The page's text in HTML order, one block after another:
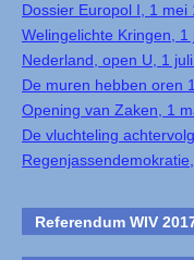
Dossier Europol I, 1 mei
Welingelichte Kringen, 1
Nederland, open U, 1
De muren hebben oren
Opening van Zaken, 1
De vluchteling
Referendum WIV